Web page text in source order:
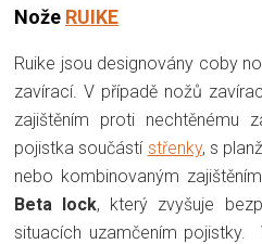
Nože RUIKE
Ruike jsou designovány coby
zavírací. V případě nožů
zajištěním proti nechtěnému
pojistka součástí střenky, s
nebo kombinovaným zajištěním
Beta lock, který zvyšuje
situacích uzamčením pojistky.